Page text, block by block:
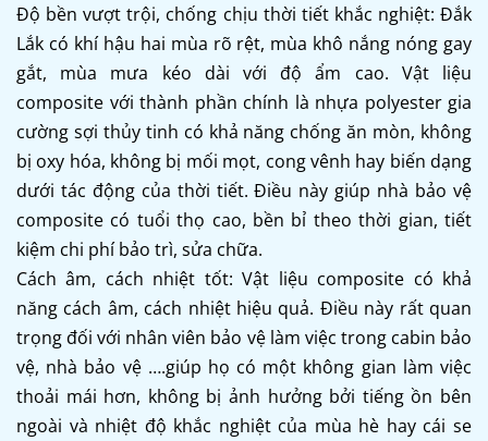
Độ bền vượt trội, chống chịu thời tiết khắc nghiệt: Đắk
Lắk có khí hậu hai mùa rõ rệt, mùa khô nắng nóng gay
gắt, mùa mưa kéo dài với độ ẩm cao. Vật liệu
composite với thành phần chính là nhựa polyester gia
cường sợi thủy tinh có khả năng chống ăn mòn, không
bị oxy hóa, không bị mối mọt, cong vênh hay biến dạng
dưới tác động của thời tiết. Điều này giúp nhà bảo vệ
composite có tuổi thọ cao, bền bỉ theo thời gian, tiết
kiệm chi phí bảo trì, sửa chữa.
Cách âm, cách nhiệt tốt: Vật liệu composite có khả
năng cách âm, cách nhiệt hiệu quả. Điều này rất quan
trọng đối với nhân viên bảo vệ làm việc trong cabin bảo
vệ, nhà bảo vệ ….giúp họ có một không gian làm việc
thoải mái hơn, không bị ảnh hưởng bởi tiếng ồn bên
ngoài và nhiệt độ khắc nghiệt của mùa hè hay cái se